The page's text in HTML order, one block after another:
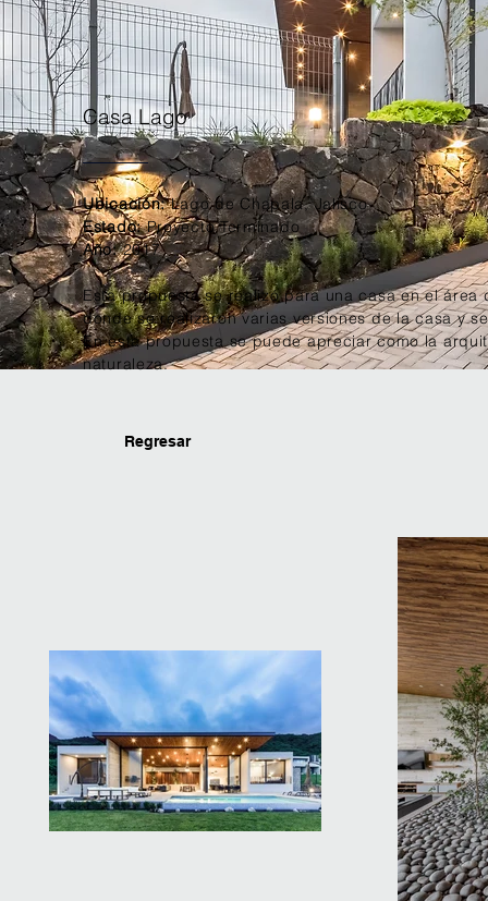
Casa Lago
Ubicación:Lago de Chapala, Jalisco
Estado:Proyecto Terminado
Año:2017
Esta propuesta se realizó para una casa en el
donde se realizaron varias versiones de la casa y
En esta propuesta se puede apreciar como la
naturaleza.
Regresar